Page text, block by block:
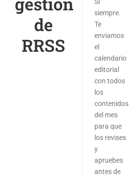
de
RRSS
siempre.
Te
enviamos
el
calendario
editorial
con todos
los
contenidos
del mes
para que
los revises
y
apruebes
antes de